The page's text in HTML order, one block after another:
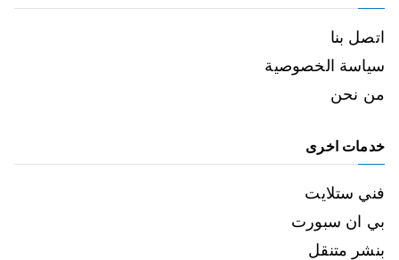
اتصل بنا
سياسة الخصوصية
من نحن
خدمات اخرى
فني ستلايت
بي ان سبورت
بنشر متنقل